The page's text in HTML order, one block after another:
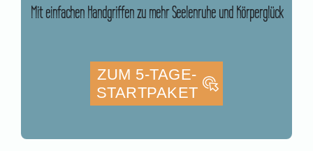
Mit einfachen Handgriffen zu mehr Seelenruhe und Körperglück
ZUM 5-TAGE-
STARTPAKET